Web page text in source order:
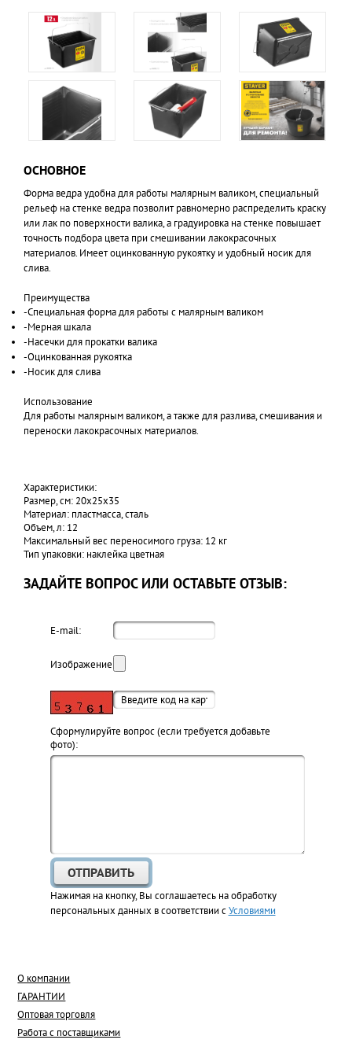
ОСНОВНОЕ
Форма ведра удобна для работы малярным валиком, специальный
рельеф на стенке ведра позволит равномерно распределить краску
или лак по поверхности валика, а градуировка на стенке повышает
точность подбора цвета при смешивании лакокрасочных
материалов. Имеет оцинкованную рукоятку и удобный носик для
слива.
Преимущества
-Специальная форма для работы с малярным валиком
-Мерная шкала
-Насечки для прокатки валика
-Оцинкованная рукоятка
-Носик для слива
Использование
Для работы малярным валиком, а также для разлива, смешивания и
переноски лакокрасочных материалов.
Характеристики:
Размер, см: 20x25x35
Материал: пластмасса, сталь
Объем, л: 12
Максимальный вес переносимого груза: 12 кг
Тип упаковки: наклейка цветная
ЗАДАЙТЕ ВОПРОС ИЛИ ОСТАВЬТЕ ОТЗЫВ:
E-mail:
Изображение:
Cформулируйте вопрос (если требуется добавьте
фото):
Нажимая на кнопку, Вы соглашаетесь на обработку
персональных данных в соответствии сУсловиями
О компании
ГАРАНТИИ
Оптовая торговля
Работа с поставщиками